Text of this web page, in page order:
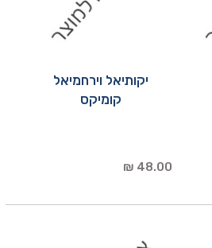
יקותיאל וירחמיאל
קומיקס
48.00 ₪